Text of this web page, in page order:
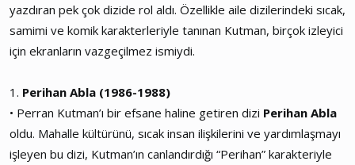
yazdıran pek çok dizide rol aldı. Özellikle aile dizilerindeki sıcak,
samimi ve komik karakterleriyle tanınan Kutman, birçok izleyici
için ekranların vazgeçilmez ismiydi.
1. Perihan Abla (1986-1988)
• Perran Kutman’ı bir efsane haline getiren dizi Perihan Abla
oldu. Mahalle kültürünü, sıcak insan ilişkilerini ve yardımlaşmayı
işleyen bu dizi, Kutman’ın canlandırdığı “Perihan” karakteriyle